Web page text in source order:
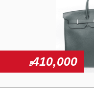
฿410,000